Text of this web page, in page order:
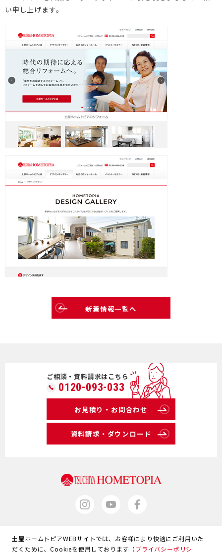
バリアフリー
ご高齢者のためのリフォーム
お身体の不自由な方のリフォーム
バリアフリー施工事例
介護保険事業「らく介」
リフォーム補助金
オフィスリフォーム
採用情報
お問合わせ
い申し上げます。
新着情報一覧へ
ご相談・資料請求はこちら
0120-093-033
お見積り・お問合わせ
資料請求・ダウンロード
サイトマップ
土屋ホームトピアWEBサイトでは、お客様により快適にご利用いた
だくために、Cookieを使用しております（プライバシーポリシ